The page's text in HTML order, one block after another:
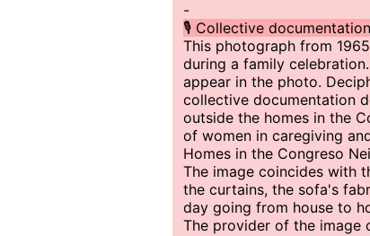
-
🎙️ Collective documentation
This photograph from
during a family
appear in the photo.
collective documentation
outside the homes in the
of women in caregiving
Homes in the Congreso
The image coincides with
the curtains, the sofa's
day going from house to
The provider of the image